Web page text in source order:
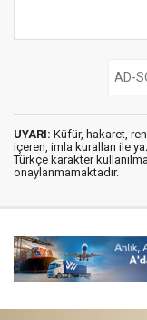
UYARI: Küfür, hakaret,
içeren, imla kuralları ile
Türkçe karakter
onaylanmamaktadır.